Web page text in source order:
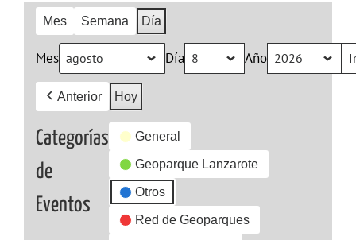
Mes Semana Día
Mes Día Año
Anterior Hoy
Categorías
de
Eventos
General
Geoparque Lanzarote
Otros
Red de Geoparques